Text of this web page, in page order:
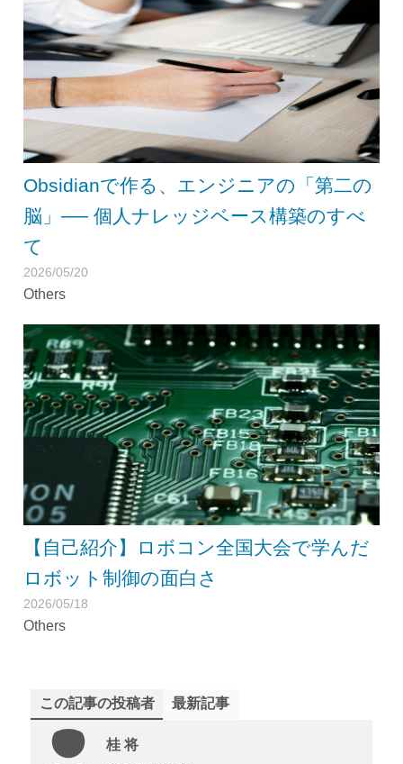
Obsidianで作る、エンジニアの「第二の
脳」── 個人ナレッジベース構築のすべ
て
2026/05/20
Others
【自己紹介】ロボコン全国大会で学んだ
ロボット制御の面白さ
2026/05/18
Others
この記事の投稿者 最新記事
桂 将